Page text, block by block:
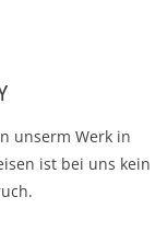
unserm Werk in
ist bei uns kein